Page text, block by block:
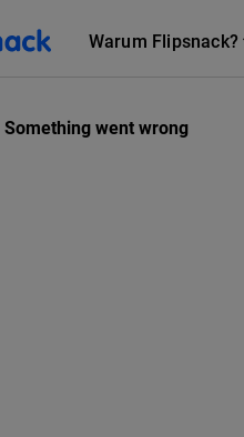
Warum Flipsnack?